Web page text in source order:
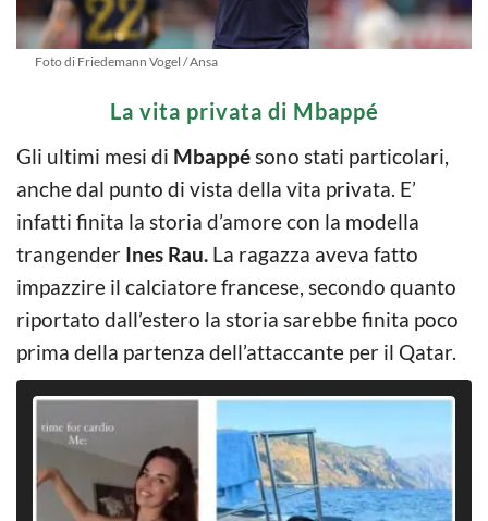
Foto di Friedemann Vogel / Ansa
La vita privata di Mbappé
Gli ultimi mesi di Mbappésono stati particolari,
anche dal punto di vista della vita privata. E’
infatti finita la storia d’amore con la modella
trangender Ines Rau. La ragazza aveva fatto
impazzire il calciatore francese, secondo quanto
riportato dall’estero la storia sarebbe finita poco
prima della partenza dell’attaccante per il Qatar.